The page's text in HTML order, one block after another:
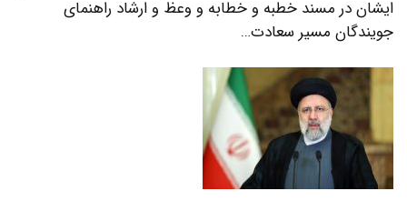
ایشان در مسند خطبه و خطابه و وعظ و ارشاد راهنمای
جویندگان مسیر سعادت…